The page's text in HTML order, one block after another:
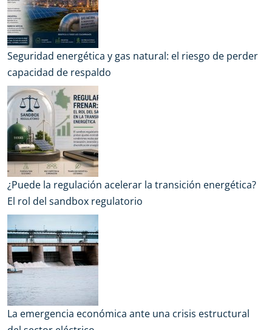
Seguridad energética y gas natural: el riesgo de perder
capacidad de respaldo
¿Puede la regulación acelerar la transición energética?
El rol del sandbox regulatorio
La emergencia económica ante una crisis estructural